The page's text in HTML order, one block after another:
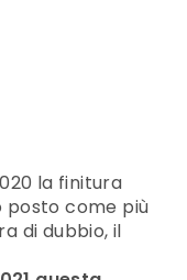
la finitura
posto come più
di dubbio, il